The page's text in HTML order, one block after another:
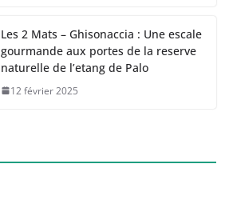
Les 2 Mats – Ghisonaccia : Une escale
gourmande aux portes de la reserve
naturelle de l’etang de Palo
12 février 2025